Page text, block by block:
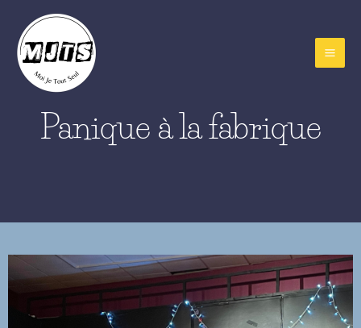
contenu
Panique à la fabrique